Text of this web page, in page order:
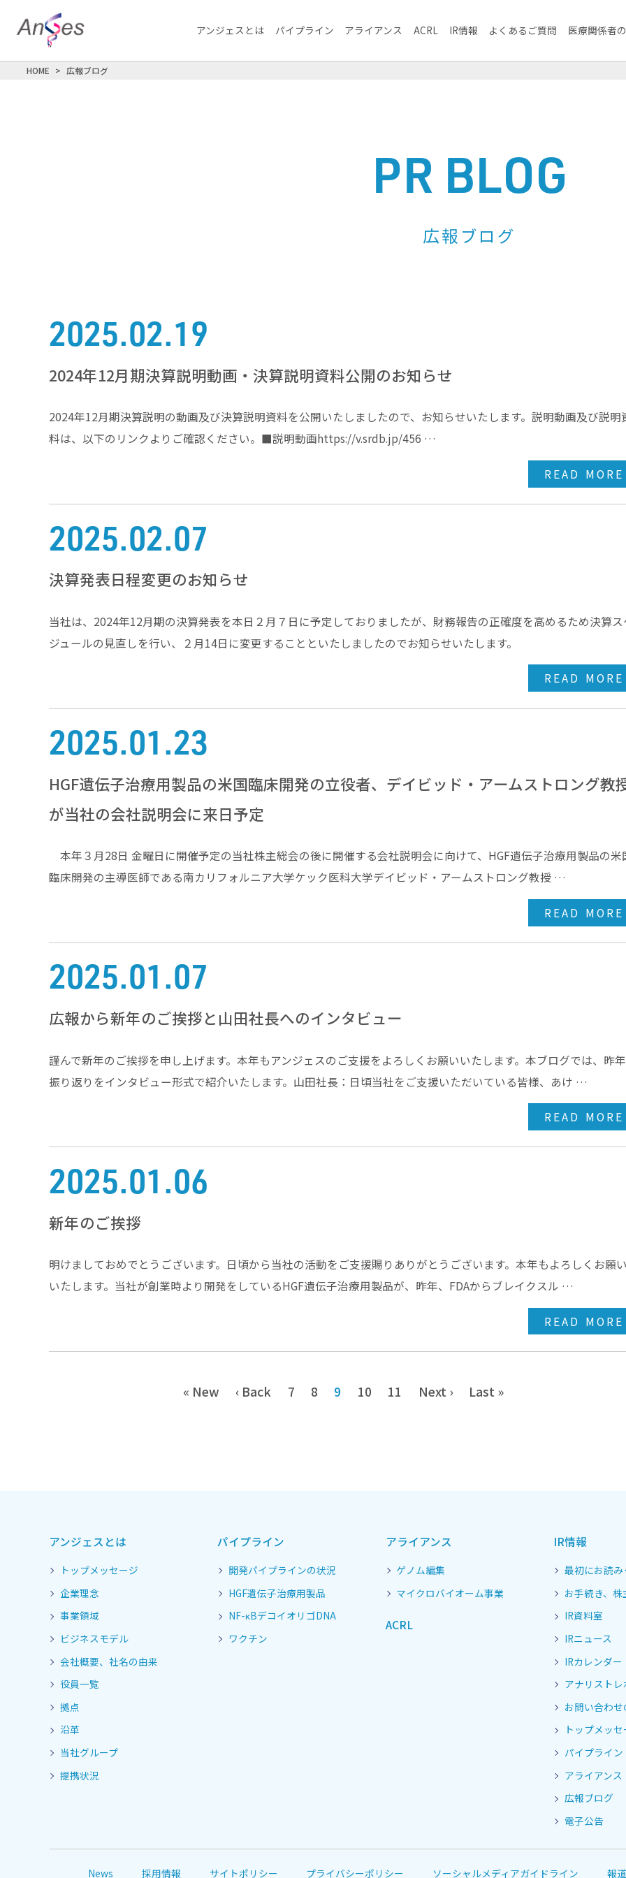
アンジェスとは パイプライン アライアンス ACRL IR情報 よくあるご質問 医療関係者
HOME 広報ブログ
PR BLOG
広報ブログ
2025.02.19
2024年12月期決算説明動画・決算説明資料公開のお知らせ
2024年12月期決算説明の動画及び決算説明資料を公開いたしましたので、お知らせいたします。説明動画及び説明
料は、以下のリンクよりご確認ください。■説明動画https://v.srdb.jp/456 …
READ MORE
2025.02.07
決算発表日程変更のお知らせ
当社は、2024年12月期の決算発表を本日２月７日に予定しておりましたが、財務報告の正確度を高めるため決算
ジュールの見直しを行い、２月14日に変更することといたしましたのでお知らせいたします。
READ MORE
2025.01.23
HGF遺伝子治療用製品の米国臨床開発の立役者、デイビッド・アームストロング教
が当社の会社説明会に来日予定
本年３月28日 金曜日に開催予定の当社株主総会の後に開催する会社説明会に向けて、HGF遺伝子治療用製品の米
臨床開発の主導医師である南カリフォルニア大学ケック医科大学デイビッド・アームストロング教授 …
READ MORE
2025.01.07
広報から新年のご挨拶と山田社長へのインタビュー
謹んで新年のご挨拶を申し上げます。本年もアンジェスのご支援をよろしくお願いいたします。本ブログでは、昨
振り返りをインタビュー形式で紹介いたします。山田社長：日頃当社をご支援いただいている皆様、あけ …
READ MORE
2025.01.06
新年のご挨拶
明けましておめでとうございます。日頃から当社の活動をご支援賜りありがとうございます。本年もよろしくお願
いたします。当社が創業時より開発をしているHGF遺伝子治療用製品が、昨年、FDAからブレイクスル …
READ MORE
« New ‹ Back 7 8 9 10 11 Next › Last »
アンジェスとは
トップメッセージ
企業理念
事業領域
ビジネスモデル
会社概要、社名の由来
役員一覧
拠点
沿革
当社グループ
提携状況
パイプライン
開発パイプラインの状況
HGF遺伝子治療用製品
NF-κBデコイオリゴDNA
ワクチン
アライアンス
ゲノム編集
マイクロバイオーム事業
ACRL
IR情報
最初にお読
お手続き、
IR資料室
IRニュース
IRカレンダー
アナリスト
お問い合わ
トップメッ
パイプライン
アライアンス
広報ブログ
電子公告
News 採用情報 サイトポリシー プライバシーポリシー ソーシャルメディアガイドライン 報